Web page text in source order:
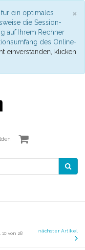
×
ein optimales
die Session-
auf Ihrem Rechner
des Online-
einverstanden, klicken
von 28 nächster Artikel